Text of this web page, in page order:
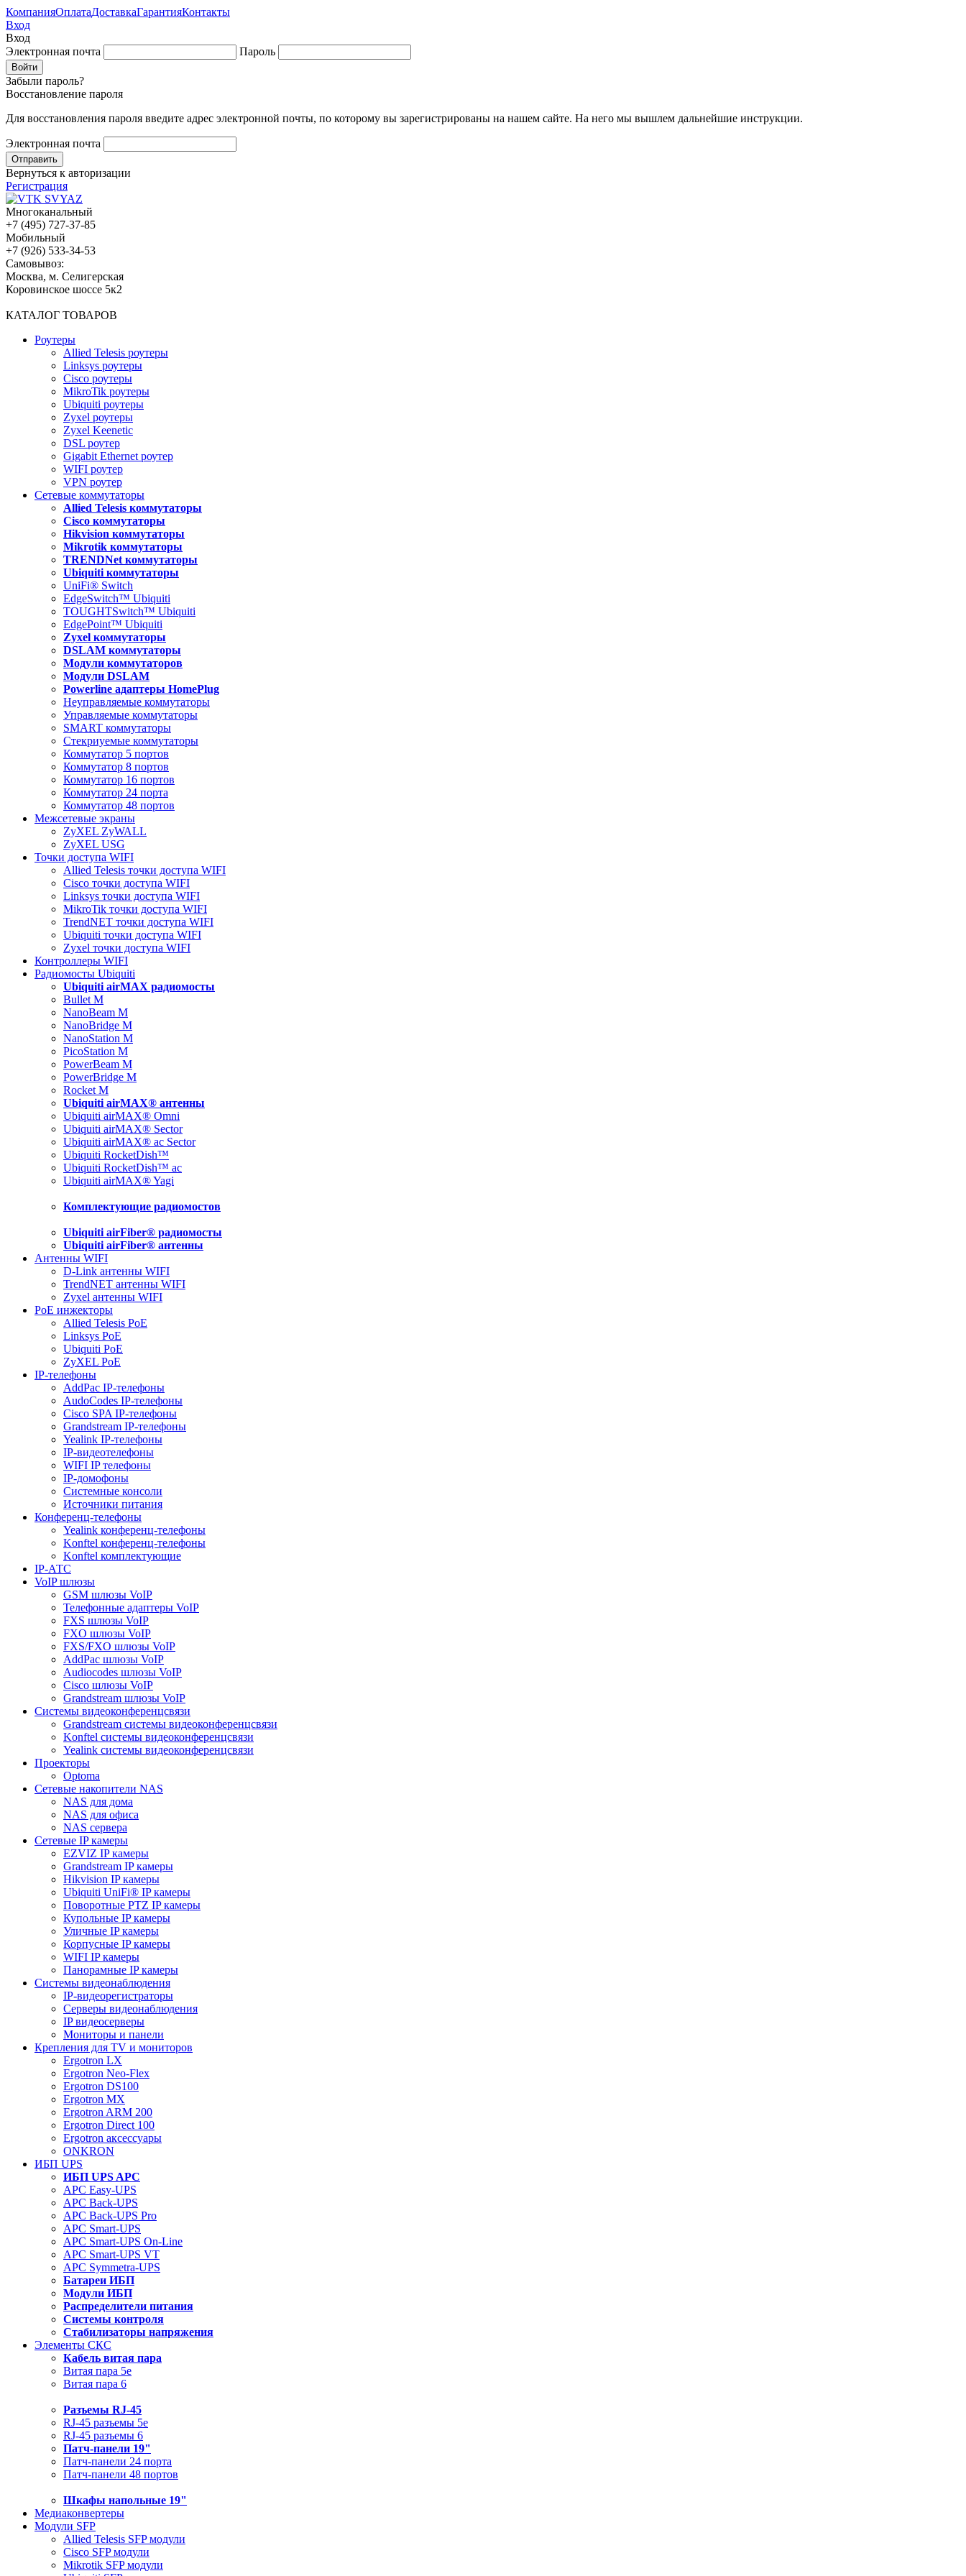
КомпанияОплатаДоставкаГарантияКонтакты
Вход
Вход
Электронная почта
Пароль
Забыли пароль?
Восстановление пароля
Для восстановления пароля введите адрес электронной почты, по которому вы зарегистрированы на нашем сайте. На него мы вышлем дальнейшие инструкции.
Электронная почта
Вернуться к авторизации
Регистрация
Многоканальный
+7 (495) 727-37-85
Мобильный
+7 (926) 533-34-53
Cамовывоз:
Москва, м. Селигерская
Коровинское шоссе 5к2
КАТАЛОГ ТОВАРОВ
Роутеры
Allied Telesis роутеры
Linksys роутеры
Cisco роутеры
MikroTik роутеры
Ubiquiti роутеры
Zyxel роутеры
Zyxel Keenetic
DSL роутер
Gigabit Ethernet роутер
WIFI роутер
VPN роутер
Сетевые коммутаторы
Allied Telesis коммутаторы
Cisco коммутаторы
Hikvision коммутаторы
Mikrotik коммутаторы
TRENDNet коммутаторы
Ubiquiti коммутаторы
UniFi® Switch
EdgeSwitch™ Ubiquiti
TOUGHTSwitch™ Ubiquiti
EdgePoint™ Ubiquiti
Zyxel коммутаторы
DSLAM коммутаторы
Модули коммутаторов
Модули DSLAM
Powerline адаптеры HomePlug
Неуправляемые коммутаторы
Управляемые коммутаторы
SMART коммутаторы
Стекриуемые коммутаторы
Коммутатор 5 портов
Коммутатор 8 портов
Коммутатор 16 портов
Коммутатор 24 порта
Коммутатор 48 портов
Межсетевые экраны
ZyXEL ZyWALL
ZyXEL USG
Точки доступа WIFI
Allied Telesis точки доступа WIFI
Cisco точки доступа WIFI
Linksys точки доступа WIFI
MikroTik точки доступа WIFI
TrendNET точки доступа WIFI
Ubiquiti точки доступа WIFI
Zyxel точки доступа WIFI
Контроллеры WIFI
Радиомосты Ubiquiti
Ubiquiti airMAX радиомосты
Bullet M
NanoBeam M
NanoBridge M
NanoStation M
PicoStation M
PowerBeam M
PowerBridge M
Rocket M
Ubiquiti airMAX® антенны
Ubiquiti airMAX® Omni
Ubiquiti airMAX® Sector
Ubiquiti airMAX® ac Sector
Ubiquiti RocketDish™
Ubiquiti RocketDish™ ac
Ubiquiti airMAX® Yagi
Комплектующие радиомостов
Ubiquiti airFiber® радиомосты
Ubiquiti airFiber® антенны
Антенны WIFI
D-Link антенны WIFI
TrendNET антенны WIFI
Zyxel антенны WIFI
PoE инжекторы
Allied Telesis PoE
Linksys PoE
Ubiquiti PoE
ZyXEL PoE
IP-телефоны
AddPac IP-телефоны
AudoCodes IP-телефоны
Cisco SPA IP-телефоны
Grandstream IP-телефоны
Yealink IP-телефоны
IP-видеотелефоны
WIFI IP телефоны
IP-домофоны
Системные консоли
Источники питания
Конференц-телефоны
Yealink конференц-телефоны
Konftel конференц-телефоны
Konftel комплектующие
IP-АТС
VoIP шлюзы
GSM шлюзы VoIP
Телефонные адаптеры VoIP
FXS шлюзы VoIP
FXO шлюзы VoIP
FXS/FXO шлюзы VoIP
AddPac шлюзы VoIP
Audiocodes шлюзы VoIP
Cisco шлюзы VoIP
Grandstream шлюзы VoIP
Системы видеоконференцсвязи
Grandstream системы видеоконференцсвязи
Konftel системы видеоконференцсвязи
Yealink системы видеоконференцсвязи
Проекторы
Optoma
Сетевые накопители NAS
NAS для дома
NAS для офиса
NAS сервера
Сетевые IP камеры
EZVIZ IP камеры
Grandstream IP камеры
Hikvision IP камеры
Ubiquiti UniFi® IP камеры
Поворотные PTZ IP камеры
Купольные IP камеры
Уличные IP камеры
Корпусные IP камеры
WIFI IP камеры
Панорамные IP камеры
Системы видеонаблюдения
IP-видеорегистраторы
Серверы видеонаблюдения
IP видеосерверы
Мониторы и панели
Крепления для TV и мониторов
Ergotron LX
Ergotron Neo-Flex
Ergotron DS100
Ergotron MX
Ergotron ARM 200
Ergotron Direct 100
Ergotron аксессуары
ONKRON
ИБП UPS
ИБП UPS APC
APC Easy-UPS
APC Back-UPS
APC Back-UPS Pro
APC Smart-UPS
APC Smart-UPS On-Line
APC Smart-UPS VT
APC Symmetra-UPS
Батареи ИБП
Модули ИБП
Распределители питания
Системы контроля
Стабилизаторы напряжения
Элементы СКС
Кабель витая пара
Витая пара 5e
Витая пара 6
Разъемы RJ-45
RJ-45 разъемы 5e
RJ-45 разъемы 6
Патч-панели 19"
Патч-панели 24 порта
Патч-панели 48 портов
Шкафы напольные 19"
Медиаконвертеры
Модули SFP
Allied Telesis SFP модули
Cisco SFP модули
Mikrotik SFP модули